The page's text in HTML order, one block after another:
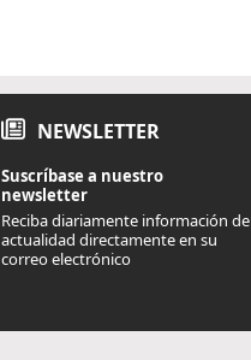
NEWSLETTER
Suscríbase a nuestro
newsletter
Reciba diariamente información de
actualidad directamente en su
correo electrónico